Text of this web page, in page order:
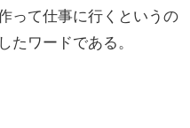
って仕事に行くというの
たワードである。